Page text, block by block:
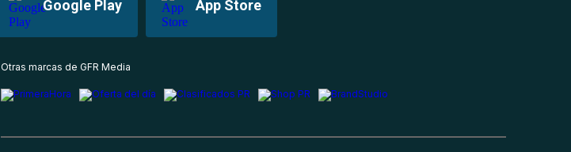
Google Play App Store
Otras marcas de GFR Media